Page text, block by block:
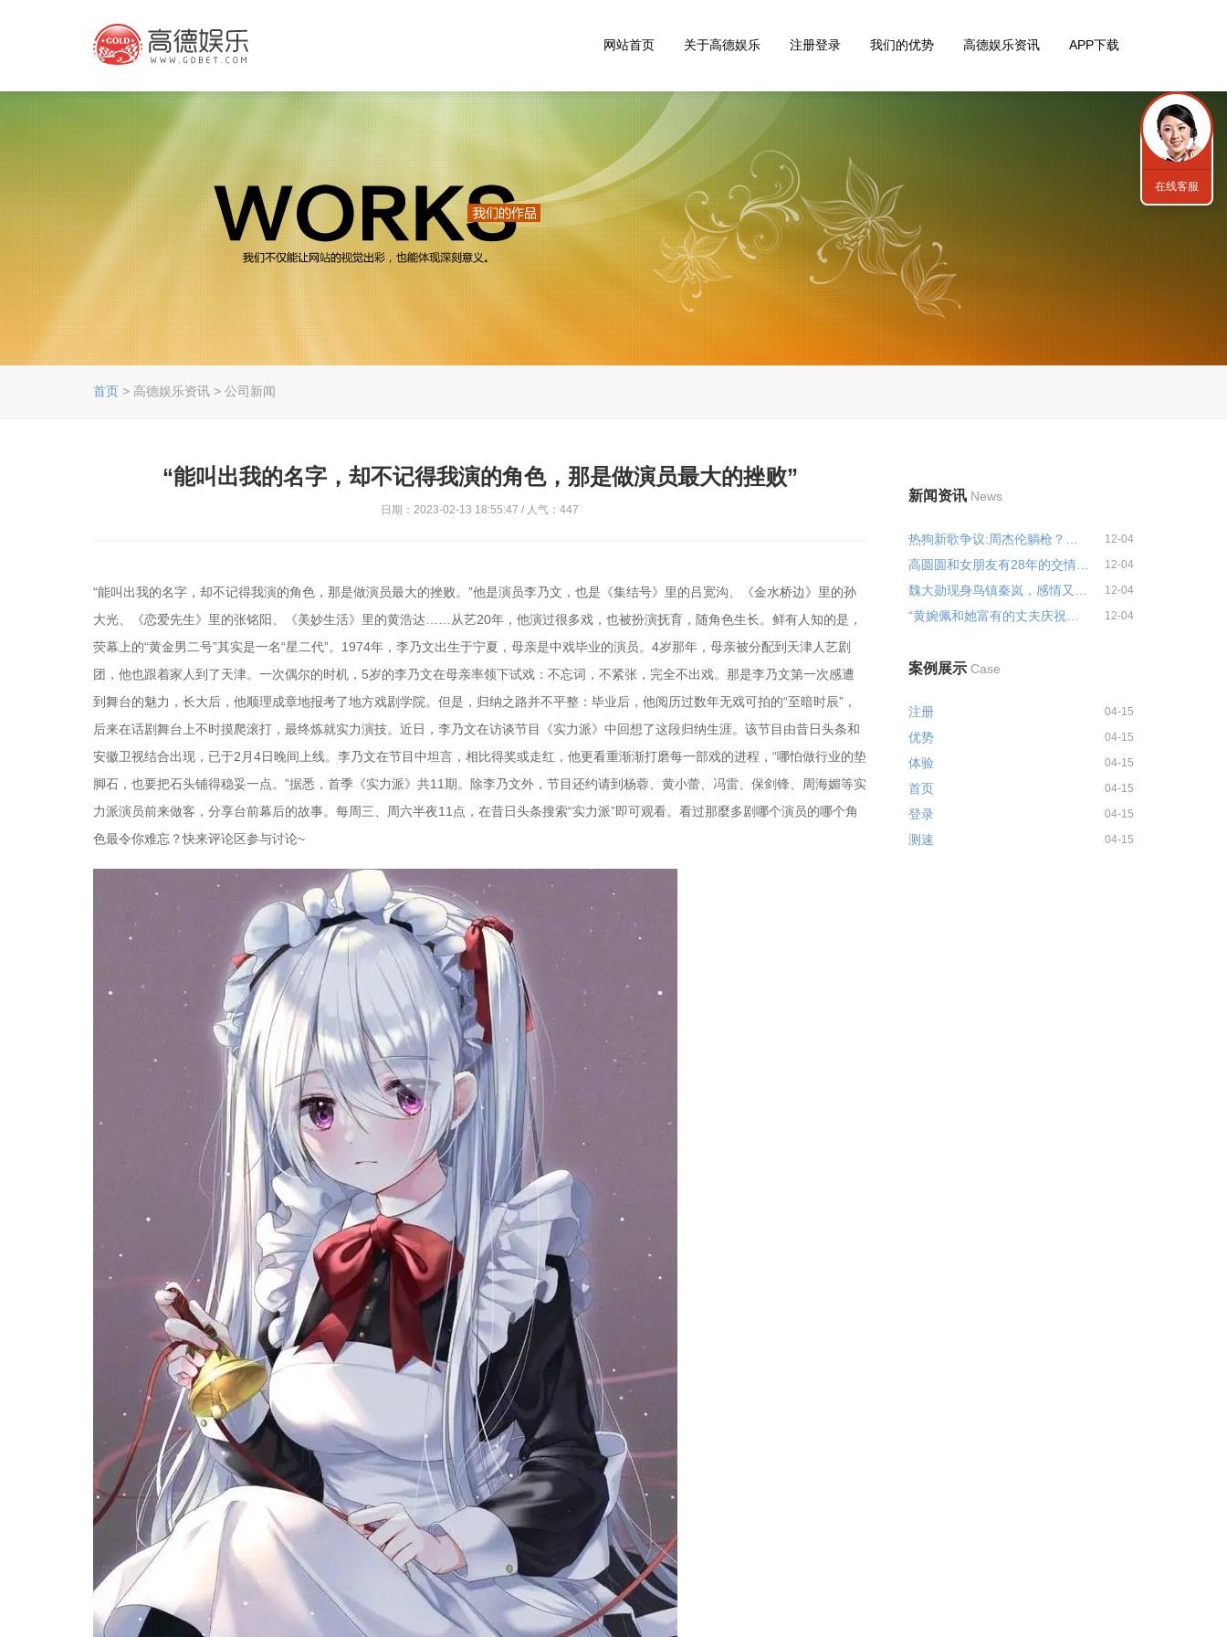
网站首页 关于高德娱乐 注册登录 我们的优势 高德娱乐资讯 APP下载
首页 > 高德娱乐资讯 > 公司新闻
“能叫出我的名字，却不记得我演的角色，那是做演员最大的挫败”
日期：2023-02-13 18:55:47 / 人气：447
“能叫出我的名字，却不记得我演的角色，那是做演员最大的挫败。”他是演员李乃文，也是《集结号》里的吕宽沟、《金水桥边》里的孙
大光、《恋爱先生》里的张铭阳、《美妙生活》里的黄浩达……从艺20年，他演过很多戏，也被扮演抚育，随角色生长。鲜有人知的是，
荧幕上的“黄金男二号”其实是一名“星二代”。1974年，李乃文出生于宁夏，母亲是中戏毕业的演员。4岁那年，母亲被分配到天津人艺剧
团，他也跟着家人到了天津。一次偶尔的时机，5岁的李乃文在母亲率领下试戏：不忘词，不紧张，完全不出戏。那是李乃文第一次感遭
到舞台的魅力，长大后，他顺理成章地报考了地方戏剧学院。但是，归纳之路并不平整：毕业后，他阅历过数年无戏可拍的“至暗时辰”，
后来在话剧舞台上不时摸爬滚打，最终炼就实力演技。近日，李乃文在访谈节目《实力派》中回想了这段归纳生涯。该节目由昔日头条和
安徽卫视结合出现，已于2月4日晚间上线。李乃文在节目中坦言，相比得奖或走红，他更看重渐渐打磨每一部戏的进程，“哪怕做行业的垫
脚石，也要把石头铺得稳妥一点。”据悉，首季《实力派》共11期。除李乃文外，节目还约请到杨蓉、黄小蕾、冯雷、保剑锋、周海媚等实
力派演员前来做客，分享台前幕后的故事。每周三、周六半夜11点，在昔日头条搜索“实力派”即可观看。看过那麼多剧哪个演员的哪个角
色最令你难忘？快来评论区参与讨论~
新闻资讯 News
12-04
高圆圆和女朋友有28年的交情，和... 12-04
12-04
“黄婉佩和她富有的丈夫庆祝他们... 12-04
案例展示 Case
注册 04-15
优势 04-15
体验 04-15
首页 04-15
登录 04-15
测速 04-15
在线客服